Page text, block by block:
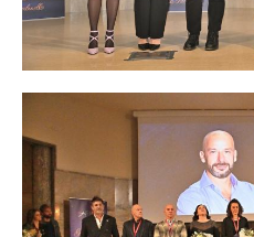
TAMBEACH
DOCUMENTI
GIUSTIZIA SPORTIVA